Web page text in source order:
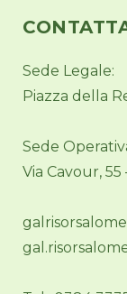
Sede Legale:
Piazza della
Sede
Via Cavour,